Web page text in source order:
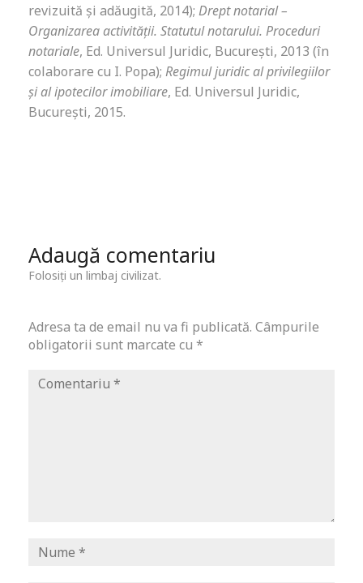
revizuită și adăugită, 2014); Drept notarial –
Organizarea activității. Statutul notarului. Proceduri
notariale, Ed. Universul Juridic, București, 2013 (în
colaborare cu I. Popa); Regimul juridic al privilegiilor
și al ipotecilor imobiliare, Ed. Universul Juridic,
Bucureşti, 2015.
Adaugă comentariu
Folosiți un limbaj civilizat.
Adresa ta de email nu va fi publicată. Câmpurile
obligatorii sunt marcate cu *